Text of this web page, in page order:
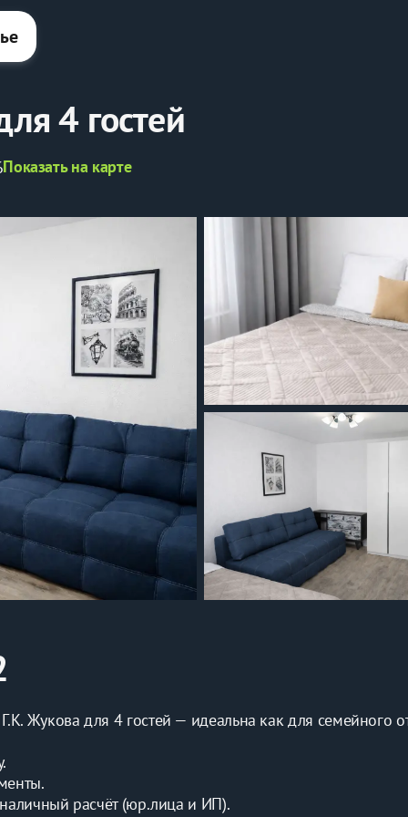
4 гостей
Показать на карте
Жукова для 4 гостей — идеальна как для семейного
расчёт (юр.лица и ИП).